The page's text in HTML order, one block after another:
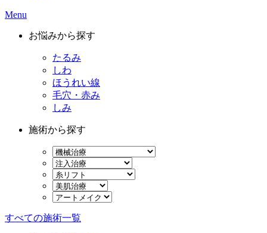
Menu
お悩みから探す
たるみ
しわ
ほうれい線
毛穴・赤み
しみ
施術から探す
すべての施術一覧